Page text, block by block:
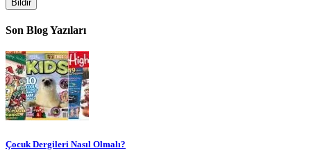
Bildir
Son Blog Yazıları
Çocuk Dergileri Nasıl Olmalı?